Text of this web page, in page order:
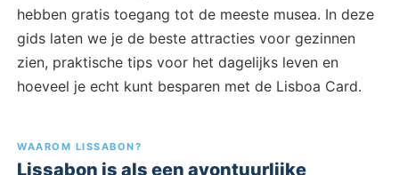
hebben gratis toegang tot de meeste musea. In deze
gids laten we je de beste attracties voor gezinnen
zien, praktische tips voor het dagelijks leven en
hoeveel je echt kunt besparen met de Lisboa Card.
WAAROM LISSABON?
Lissabon is als een avontuurlijke